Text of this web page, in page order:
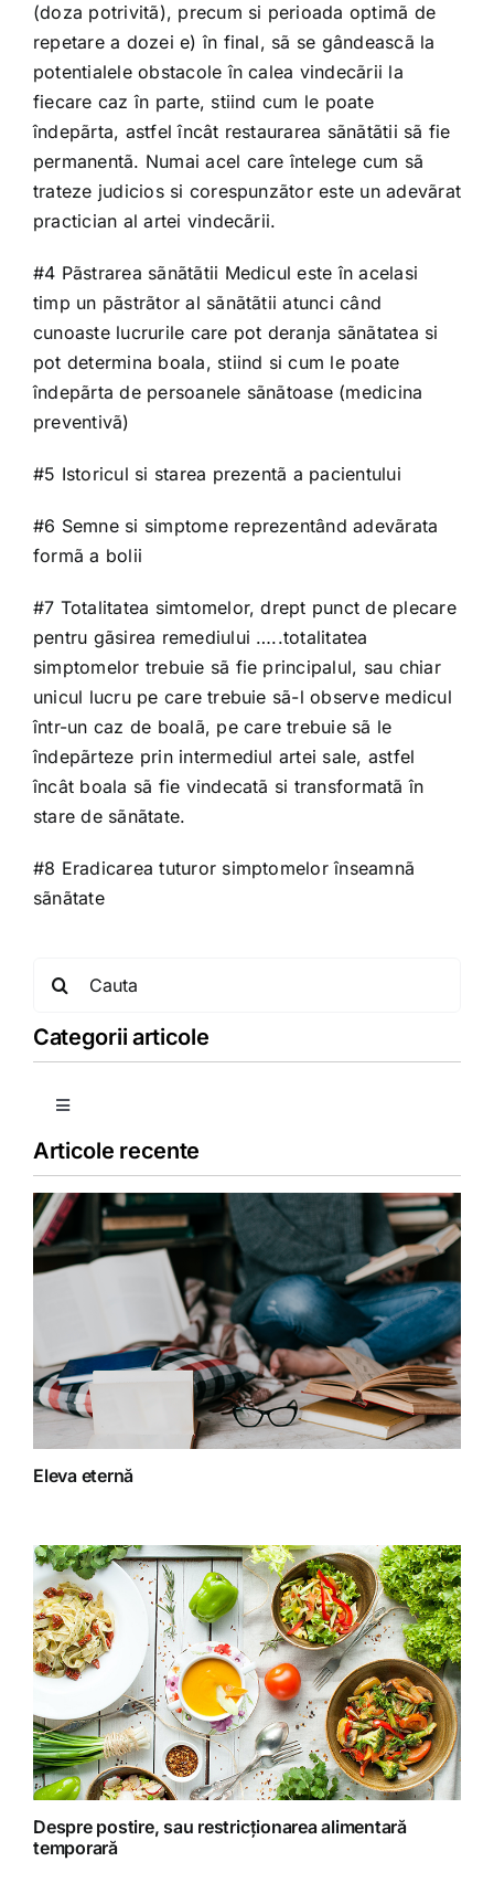
(doza potrivitã), precum si perioada optimã de
repetare a dozei e) în final, sã se gândeascã la
potentialele obstacole în calea vindecãrii la
fiecare caz în parte, stiind cum le poate
îndepãrta, astfel încât restaurarea sãnãtãtii sã fie
permanentã. Numai acel care întelege cum sã
trateze judicios si corespunzãtor este un adevãrat
practician al artei vindecãrii.
#4 Pãstrarea sãnãtãtii Medicul este în acelasi
timp un pãstrãtor al sãnãtãtii atunci când
cunoaste lucrurile care pot deranja sãnãtatea si
pot determina boala, stiind si cum le poate
îndepãrta de persoanele sãnãtoase (medicina
preventivã)
#5 Istoricul si starea prezentã a pacientului
#6 Semne si simptome reprezentând adevãrata
formã a bolii
#7 Totalitatea simtomelor, drept punct de plecare
pentru gãsirea remediului …..totalitatea
simptomelor trebuie sã fie principalul, sau chiar
unicul lucru pe care trebuie sã-l observe medicul
într-un caz de boalã, pe care trebuie sã le
îndepãrteze prin intermediul artei sale, astfel
încât boala sã fie vindecatã si transformatã în
stare de sãnãtate.
#8 Eradicarea tuturor simptomelor înseamnã
sãnãtate
Categorii articole
Toggle
Copii
Detoxifiere
Fără categorie
Fitoterapie
Homeopatie
Retete fructariene
Retete preparate
Retete Raw (nepreparate termic)
Articole recente
Eleva eternă
Despre postire, sau restricționarea alimentară
temporară